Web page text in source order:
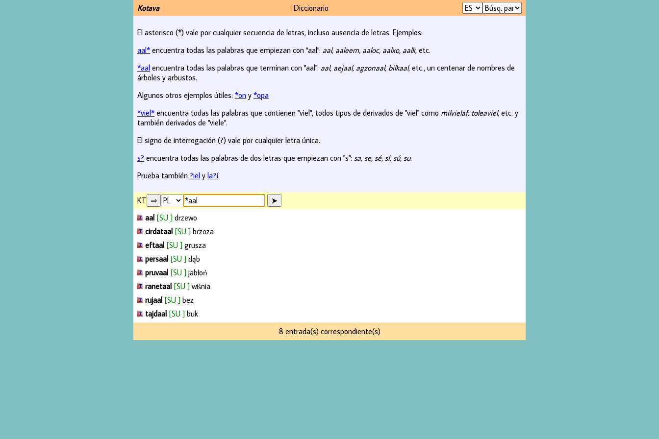
Kotava Diccionario
El asterisco (*) vale por cualquier secuencia de letras, incluso ausencia de letras. Ejemplos:
aal* encuentra todas las palabras que empiezan con "aal": aal, aaleem, aaloc, aalxo, aalk, etc.
*aal encuentra todas las palabras que terminan con "aal": aal, aejaal, agzonaal, bilkaal, etc., un centenar de nombres de
árboles y arbustos.
Algunos otros ejemplos útiles: *on y *opa
*viel* encuentra todas las palabras que contienen "viel", todos tipos de derivados de "viel" como milvielaf, toleaviel, etc. y
también derivados de "viele".
El signo de interrogación (?) vale por cualquier letra única.
s? encuentra todas las palabras de dos letras que empiezan con "s": sa, se, sé, sí, sú, su.
Prueba también ?iel y la?í.
KT
aal [SU ] drzewo
cirdataal [SU ] brzoza
eftaal [SU ] grusza
persaal [SU ] dąb
pruvaal [SU ] jabłoń
ranetaal [SU ] wiśnia
rujaal [SU ] bez
tajdaal [SU ] buk
8 entrada(s) correspondiente(s)